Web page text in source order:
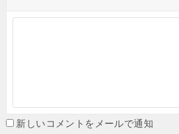
新しいコメントをメールで通知